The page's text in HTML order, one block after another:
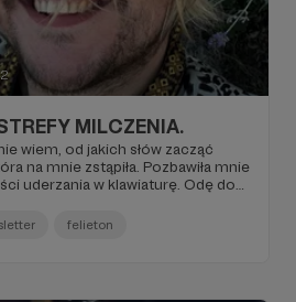
MILCZENIA.
wiem, od jakich słów zacząć
na mnie zstąpiła. Pozbawiła mnie
uderzania w klawiaturę. Odę do
do żalu do samego siebie, która w
nutami marszu pogrzebowego
felieton